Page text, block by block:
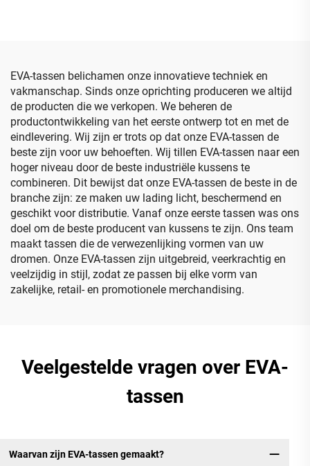
gereedschapskoffer
EVA-tassen belichamen onze innovatieve techniek en
vakmanschap. Sinds onze oprichting produceren we altijd
de producten die we verkopen. We beheren de
productontwikkeling van het eerste ontwerp tot en met de
eindlevering. Wij zijn er trots op dat onze EVA-tassen de
beste zijn voor uw behoeften. Wij tillen EVA-tassen naar een
hoger niveau door de beste industriële kussens te
combineren. Dit bewijst dat onze EVA-tassen de beste in de
branche zijn: ze maken uw lading licht, beschermend en
geschikt voor distributie. Vanaf onze eerste tassen was ons
doel om de beste producent van kussens te zijn. Ons team
maakt tassen die de verwezenlijking vormen van uw
dromen. Onze EVA-tassen zijn uitgebreid, veerkrachtig en
veelzijdig in stijl, zodat ze passen bij elke vorm van
zakelijke, retail- en promotionele merchandising.
Veelgestelde vragen over EVA-
tassen
Waarvan zijn EVA-tassen gemaakt?